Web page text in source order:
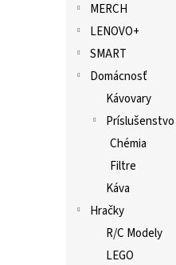
MERCH
LENOVO+
SMART
Domácnosť
Kávovary
Chémia
Filtre
Káva
Hračky
R/C Modely
LEGO